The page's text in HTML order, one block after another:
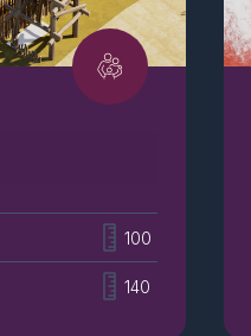
De kleintjes
durfals zich
is Canada op
100
140